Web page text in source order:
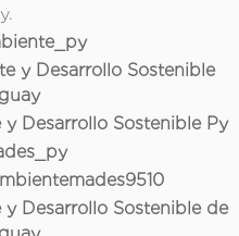
y Desarrollo Sostenible
Desarrollo Sostenible Py
Desarrollo Sostenible de